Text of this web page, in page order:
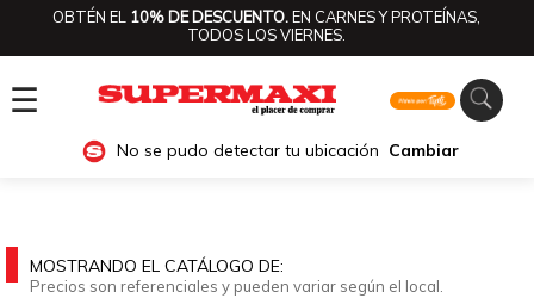
OBTÉN EL 10% DE DESCUENTO.EN CARNES Y PROTEÍNAS,
TODOS LOS VIERNES.
☰
No se pudo detectar tu ubicación Cambiar
MOSTRANDO EL CATÁLOGO DE:
Precios son referenciales y pueden variar según el local.